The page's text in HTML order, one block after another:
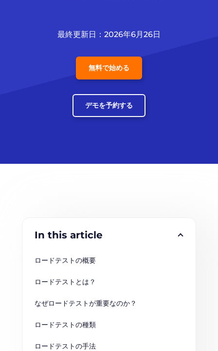
最終更新日：2026年6月26日
無料で始める
デモを予約する
In this article
ロードテストの概要
ロードテストとは？
なぜロードテストが重要なのか？
ロードテストの種類
ロードテストの手法